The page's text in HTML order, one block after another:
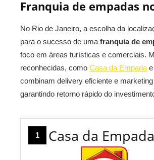
Franquia de empadas
No Rio de Janeiro, a escolha da
para o sucesso de uma franquia de
foco em áreas turísticas e comerciais.
reconhecidas, como Casa da Empada e
combinam delivery eficiente e marketing
garantindo retorno rápido do
1 Casa da Empada